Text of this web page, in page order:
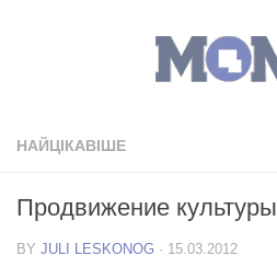
НАЙЦІКАВІШЕ
Продвижение культуры
BY JULI LESKONOG · 15.03.2012